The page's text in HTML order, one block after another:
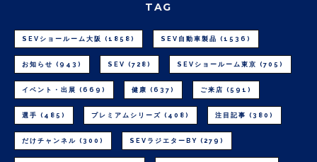
TAG
SEVショールーム大阪 (1858) SEV自動車製品 (1536)
お知らせ (943) SEV (728) SEVショールーム東京 (705)
イベント・出展 (669) 健康 (637) ご来店 (591)
選手 (485) プレミアムシリーズ (408) 注目記事 (380)
だけチャンネル (300) SEVラジエターBY (279)